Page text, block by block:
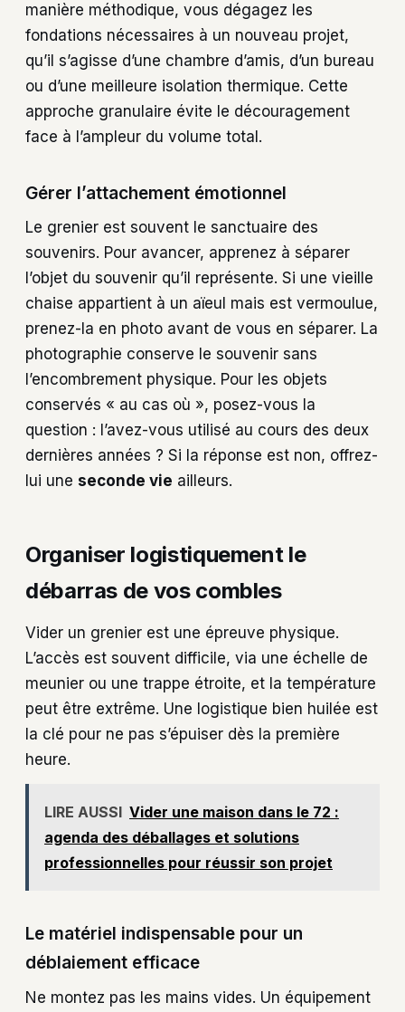
manière méthodique, vous dégagez les
fondations nécessaires à un nouveau projet,
qu’il s’agisse d’une chambre d’amis, d’un bureau
ou d’une meilleure isolation thermique. Cette
approche granulaire évite le découragement
face à l’ampleur du volume total.
Gérer l’attachement émotionnel
Le grenier est souvent le sanctuaire des
souvenirs. Pour avancer, apprenez à séparer
l’objet du souvenir qu’il représente. Si une vieille
chaise appartient à un aïeul mais est vermoulue,
prenez-la en photo avant de vous en séparer. La
photographie conserve le souvenir sans
l’encombrement physique. Pour les objets
conservés « au cas où », posez-vous la
question : l’avez-vous utilisé au cours des deux
dernières années ? Si la réponse est non, offrez-
lui une seconde vie ailleurs.
Organiser logistiquement le
débarras de vos combles
Vider un grenier est une épreuve physique.
L’accès est souvent difficile, via une échelle de
meunier ou une trappe étroite, et la température
peut être extrême. Une logistique bien huilée est
la clé pour ne pas s’épuiser dès la première
heure.
LIRE AUSSI Vider une maison dans le 72 :
agenda des déballages et solutions
professionnelles pour réussir son projet
Le matériel indispensable pour un
déblaiement efficace
Ne montez pas les mains vides. Un équipement